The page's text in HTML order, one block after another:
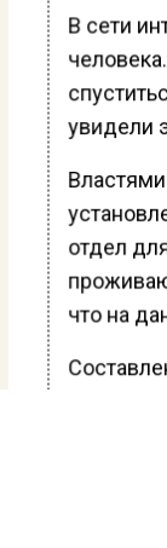
В сети
увидели
отдел
что на